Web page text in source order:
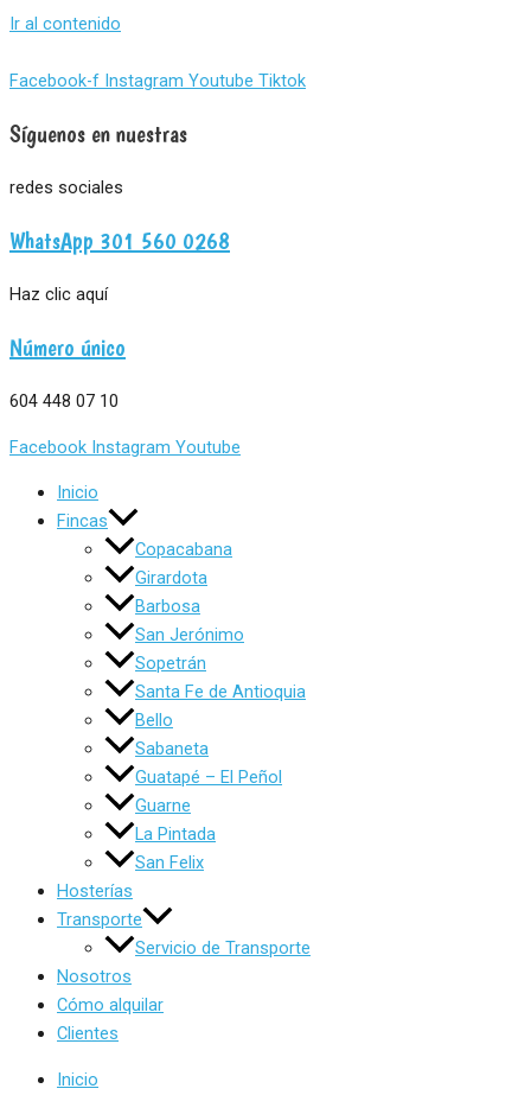
Ir al contenido
Facebook-f Instagram Youtube Tiktok
Síguenos en nuestras
redes sociales
WhatsApp 301 560 0268
Haz clic aquí
Número único
604 448 07 10
Facebook Instagram Youtube
Inicio
Fincas
Copacabana
Girardota
Barbosa
San Jerónimo
Sopetrán
Santa Fe de Antioquia
Bello
Sabaneta
Guatapé – El Peñol
Guarne
La Pintada
San Felix
Hosterías
Transporte
Servicio de Transporte
Nosotros
Cómo alquilar
Clientes
Inicio